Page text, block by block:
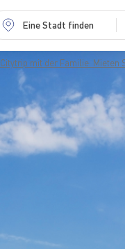
Eine Stadt finden
Citytrip mit der Familie: Mieten